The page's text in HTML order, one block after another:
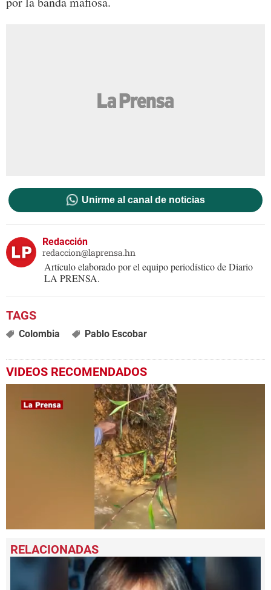
Unirme al canal de noticias
Redacción
redaccion@laprensa.hn
Artículo elaborado por el equipo periodístico de Diario
LA PRENSA.
Colombia Pablo Escobar
VIDEOS RECOMENDADOS
seconds
of